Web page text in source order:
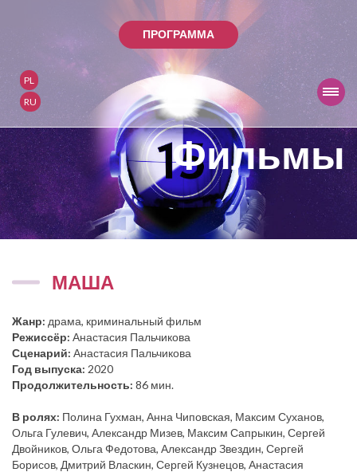
ПРОГРАММА
PL
RU
Фильмы
МАША
Жанр: драма, криминальный фильм
Режиссёр: Анастасия Пальчикова
Сценарий: Анастасия Пальчикова
Год выпуска: 2020
Продолжительность: 86 мин.
В ролях: Полина Гухман, Анна Чиповская, Максим Суханов,
Ольга Гулевич, Александр Мизев, Максим Сапрыкин, Сергей
Двойников, Ольга Федотова, Александр Звездин, Сергей
Борисов, Дмитрий Власкин, Сергей Кузнецов, Анастасия